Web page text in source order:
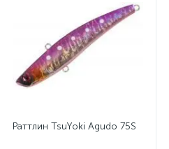
Раттлин TsuYoki Agudo 75S